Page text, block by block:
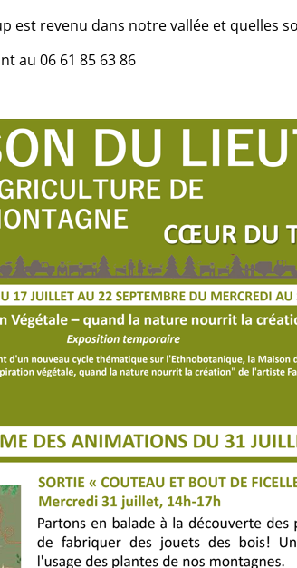
revenu dans notre vallée et quelles
au 06 61 85 63 86